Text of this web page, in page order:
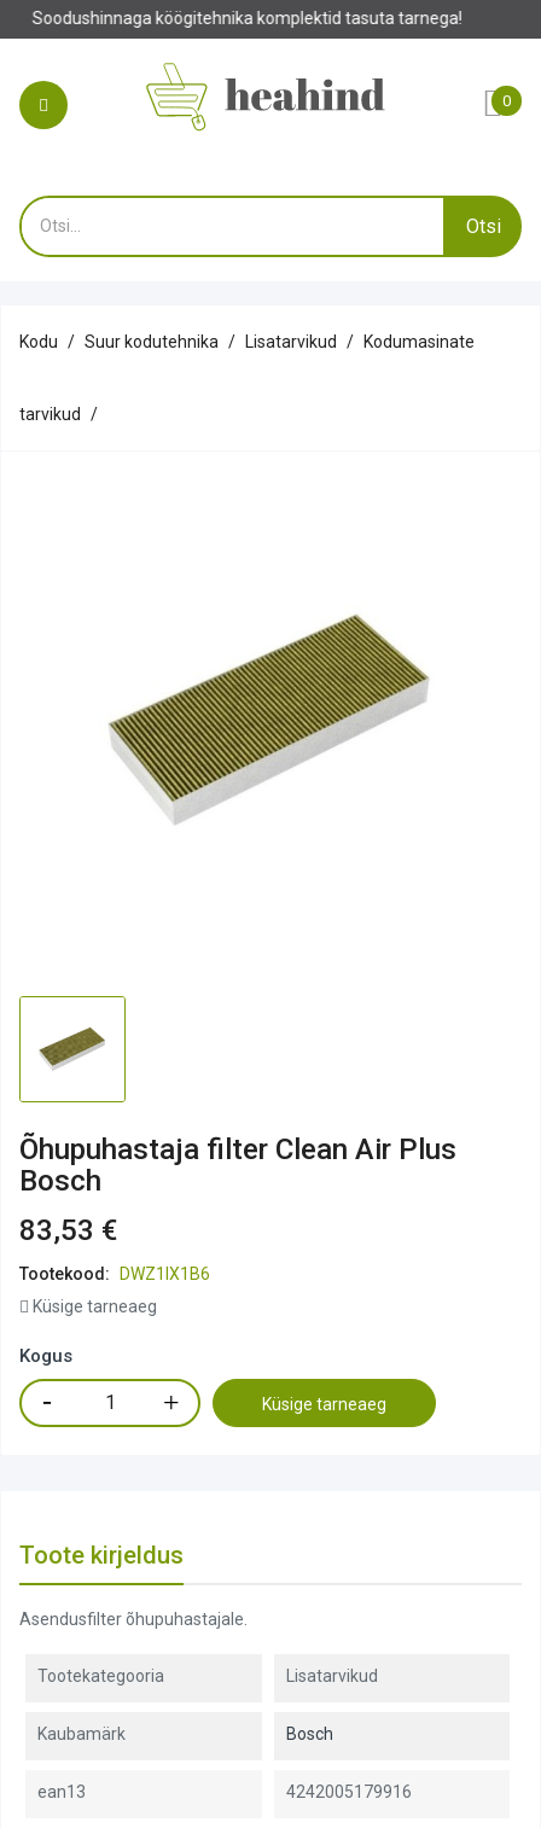
köögitehnika komplektid tasuta tarnega!
0
Otsi
Kodu Suur kodutehnika Lisatarvikud Kodumasinate
tarvikud
Õhupuhastaja filter Clean Air Plus
Bosch
83,53 €
Tootekood:
DWZ1IX1B6
Küsige tarneaeg
Kogus
Küsige tarneaeg
Toote kirjeldus
Asendusfilter õhupuhastajale.
Tootekategooria Lisatarvikud
Kaubamärk Bosch
ean13 4242005179916